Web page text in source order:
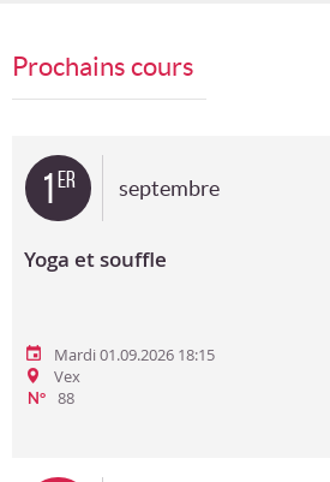
Suggestions
Programme en PDF
Prochains cours
1er septembre
Yoga et souffle
Mardi 01.09.2026 18:15
Vex
N°
88